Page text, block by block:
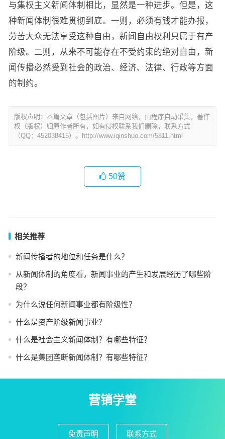
与集权主义新闻体制相比，显然是一种进步。但是，这
种新闻体制很难贯彻到底。一则，必须有钱才能办报，
劳苦大众无法享受这种自由，新闻自由权利只属于有产
阶级。二则，从来不可能存在不受约束的绝对自由，新
闻传播必然受到社会的政治、经济、法律、行政等方面
的制约。
版权声明：本篇文章（包括图片）来自网络，由程序自动采集，著作
权（版权）归原作者所有，如有侵权联系我们删除，联系方式
（QQ：452038415）。http://www.iqinshuo.com/5811.html
50赞
相关推荐
新闻传播者的地位和任务是什么？
从新闻体制的角度看，新闻事业的产生和发展经历了哪些阶
段？
为什么说任何新闻事业都有阶级性？
什么是资产阶级新闻事业？
什么是社会主义新闻体制？有哪些特征？
什么是集团垄断新闻体制？有哪些特征？
营销学堂
免责声明 联系方式